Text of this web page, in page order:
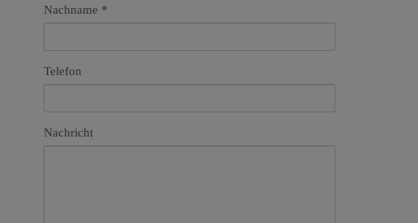
Nachname
Telefon
Nachricht